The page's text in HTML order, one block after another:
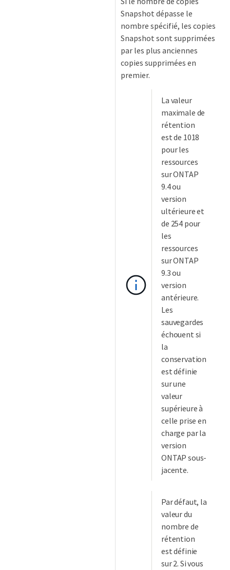
Snapshot dépasse le
nombre spécifié, les copies
Snapshot sont supprimées
par les plus anciennes
copies supprimées en
premier.
La valeur
maximale de
rétention
est de 1018
pour les
ressources
sur ONTAP
9.4 ou
version
ultérieure et
de 254 pour
les
ressources
sur ONTAP
9.3 ou
version
antérieure.
Les
sauvegardes
échouent si
la
conservation
est définie
sur une
valeur
supérieure à
celle prise en
charge par la
version
ONTAP sous-
jacente.
Par défaut, la
valeur du
nombre de
rétention
est définie
sur 2. Si vous